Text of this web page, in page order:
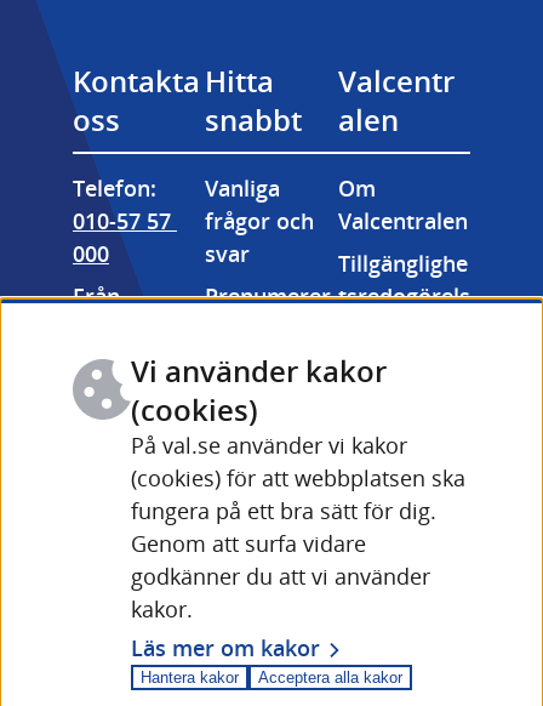
Kontakta
oss
Telefon:
010-57 57
000
Från
+46 (0) 10-57
57 000
kontaktuppg
ifter och
öppettider
Hitta
snabbt
Vanliga
frågor och
svar
Prenumerer
nyhetsbrev
Valmyndigh
etens
bildarkivLänk till annan
Driftinforma
tion Valid
(val.se)Länk till annan
Valcentr
alen
Om
Valcentralen
Tillgänglighe
tsredogörels
Kakor
Vi använder kakor
(cookies)
På val.se använder vi kakor
(cookies) för att webbplatsen ska
fungera på ett bra sätt för dig.
Genom att surfa vidare
godkänner du att vi använder
kakor.
Läs mer om kakor
Hantera kakor Acceptera alla kakor